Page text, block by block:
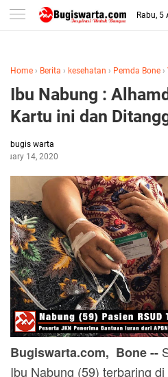
-->
Rabu,
Home › Berita › kesehatan › Pemda Bone ›
Ibu Nabung :
Kartu ini dan
bugis warta
14, 2020
Bugiswarta.com, Bone --
Ibu Nabung (59) terbaring